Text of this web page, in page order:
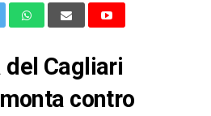
del Cagliari
contro